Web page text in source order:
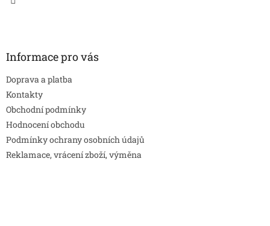
Informace pro vás
Doprava a platba
Kontakty
Obchodní podmínky
Hodnocení obchodu
Podmínky ochrany osobních údajů
Reklamace, vrácení zboží, výměna